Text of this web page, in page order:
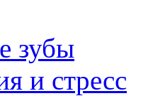
зубы
и стресс